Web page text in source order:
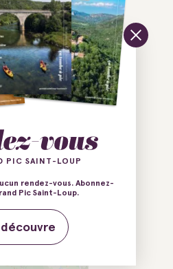
de voyage
PIC SAINT-LOUP
rendez-vous. Abonnez-
Pic Saint-Loup.